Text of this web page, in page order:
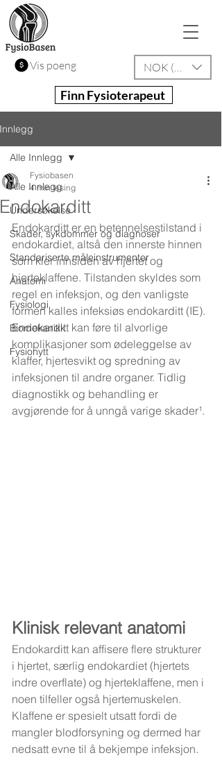
Vis poeng NOK (kr)
Finn Fysioterapeut
Innlegg
Alle Innlegg
Undersøkelse
Skader, sykdommer og diagnoser
Standariserte måleinstrumenter
Anatomi
Fysiologi
Biomekanikk
Fysionytt
Alle Innlegg
Endokarditt
Fysiobasen
4 min lesing
Endokarditt er en betennelsestilstand i
endokardiet, altså den innerste hinnen
som kler innsiden av hjertet og
hjerteklaffene. Tilstanden skyldes som
regel en infeksjon, og den vanligste
formen kalles infeksiøs endokarditt (IE).
Endokarditt kan føre til alvorlige
komplikasjoner som ødeleggelse av
klaffer, hjertesvikt og spredning av
infeksjonen til andre organer. Tidlig
diagnostikk og behandling er
avgjørende for å unngå varige skader¹.
Klinisk relevant anatomi
Endokarditt kan affisere flere strukturer
i hjertet, særlig endokardiet (hjertets
indre overflate) og hjerteklaffene, men i
noen tilfeller også hjertemuskelen.
Klaffene er spesielt utsatt fordi de
mangler blodforsyning og dermed har
nedsatt evne til å bekjempe infeksjon.